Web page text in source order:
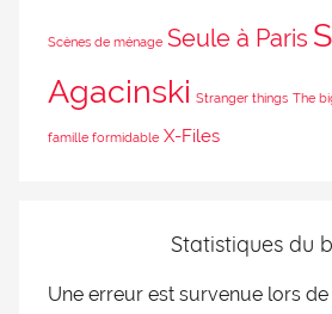
Scènes de ménage Seule à Paris
Agacinski Stranger things The
famille formidable X-Files
Statistiques du
Une erreur est survenue lors